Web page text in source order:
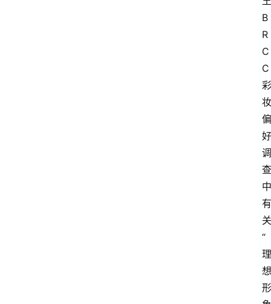
B
R
C
C
彩
妆
偏
好
调
查
中
有
关
“
理
想
形